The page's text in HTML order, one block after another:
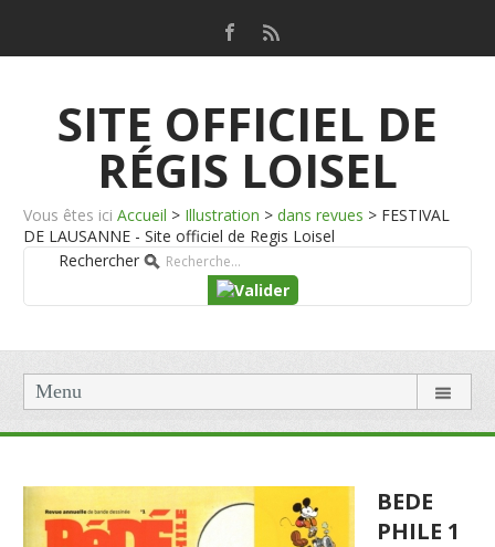
SITE OFFICIEL DE
RÉGIS LOISEL
Vous êtes ici Accueil > Illustration > dans revues > FESTIVAL
DE LAUSANNE - Site officiel de Regis Loisel
Rechercher
Menu
BEDE
PHILE 1